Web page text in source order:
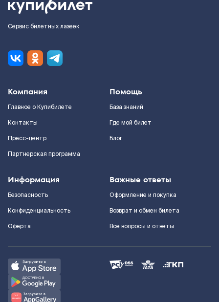
Сервис билетных лазеек
Компания
Главное о Купибилете
Контакты
Пресс-центр
Партнерская программа
Помощь
База знаний
Где мой билет
Блог
Информация
Безопасность
Конфиденциальность
Оферта
Важные ответы
Оформление и покупка
Возврат и обмен билета
Все вопросы и ответы